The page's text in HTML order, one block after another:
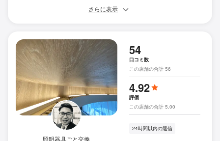
さらに表示
照明器具ごと交換
54
口コミ数
この店舗の合計 56
4.92
評価
この店舗の合計 5.00
24時間以内の返信